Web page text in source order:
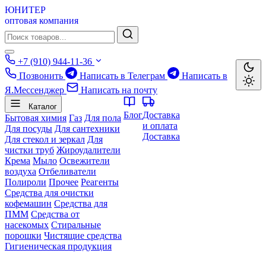
ЮНИТЕР
оптовая компания
+7 (910) 944-11-36
Позвонить
Написать в Телеграм
Написать в
Я.Мессенджер
Написать на почту
Каталог
Бытовая химия Газ Для пола
Для посуды Для сантехники
Для стекол и зеркал Для
чистки труб Жироудалители
Крема Мыло Освежители
воздуха Отбеливатели
Полироли Прочее Реагенты
Средства для очистки
кофемашин Средства для
ПММ Средства от
насекомых Стиральные
порошки Чистящие средства
Гигиеническая продукция
БлогДоставка
и оплата
Доставка